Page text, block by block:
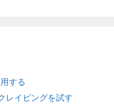
する
イピングを試す